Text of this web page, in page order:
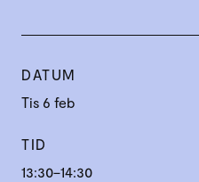
DATUM
Tis 6 feb
TID
13:30–14:30